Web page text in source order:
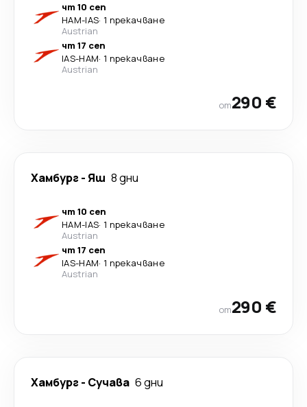
чт 10 сеп
HAM-IAS· 1 прекачване
Austrian
чт 17 сеп
IAS-HAM· 1 прекачване
Austrian
от290 €
Хамбург- Яш 8 дни
чт 10 сеп
HAM-IAS· 1 прекачване
Austrian
чт 17 сеп
IAS-HAM· 1 прекачване
Austrian
от290 €
Хамбург- Сучава 6 дни